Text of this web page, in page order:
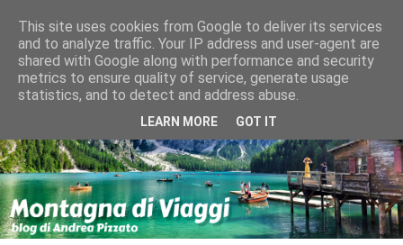
This site uses cookies from Google to deliver its services
and to analyze traffic. Your IP address and user-agent are
shared with Google along with performance and security
metrics to ensure quality of service, generate usage
statistics, and to detect and address abuse.
LEARN MORE GOT IT